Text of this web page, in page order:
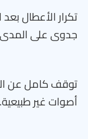
تكرار الأعطال
جدوى على
توقف كامل عن
أصوات غير طبيعية.